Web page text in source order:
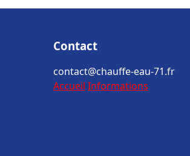
Contact
contact@chauffe-eau-71.fr
Accueil Informations